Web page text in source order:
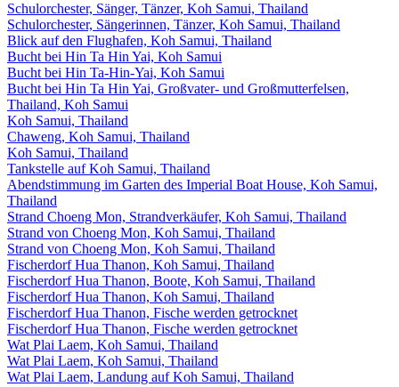
Schulorchester, Sänger, Tänzer, Koh Samui, Thailand
Schulorchester, Sängerinnen, Tänzer, Koh Samui, Thailand
Blick auf den Flughafen, Koh Samui, Thailand
Bucht bei Hin Ta Hin Yai, Koh Samui
Bucht bei Hin Ta-Hin-Yai, Koh Samui
Bucht bei Hin Ta Hin Yai, Großvater- und Großmutterfelsen,
Thailand, Koh Samui
Koh Samui, Thailand
Chaweng, Koh Samui, Thailand
Koh Samui, Thailand
Tankstelle auf Koh Samui, Thailand
Abendstimmung im Garten des Imperial Boat House, Koh Samui,
Thailand
Strand Choeng Mon, Strandverkäufer, Koh Samui, Thailand
Strand von Choeng Mon, Koh Samui, Thailand
Strand von Choeng Mon, Koh Samui, Thailand
Fischerdorf Hua Thanon, Koh Samui, Thailand
Fischerdorf Hua Thanon, Boote, Koh Samui, Thailand
Fischerdorf Hua Thanon, Koh Samui, Thailand
Fischerdorf Hua Thanon, Fische werden getrocknet
Fischerdorf Hua Thanon, Fische werden getrocknet
Wat Plai Laem, Koh Samui, Thailand
Wat Plai Laem, Koh Samui, Thailand
Wat Plai Laem, Landung auf Koh Samui, Thailand